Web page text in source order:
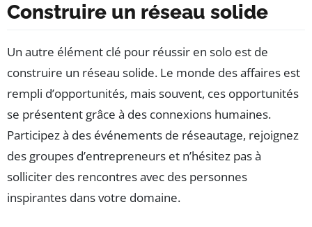
Construire un réseau solide
Un autre élément clé pour réussir en solo est de
construire un réseau solide. Le monde des affaires est
rempli d’opportunités, mais souvent, ces opportunités
se présentent grâce à des connexions humaines.
Participez à des événements de réseautage, rejoignez
des groupes d’entrepreneurs et n’hésitez pas à
solliciter des rencontres avec des personnes
inspirantes dans votre domaine.